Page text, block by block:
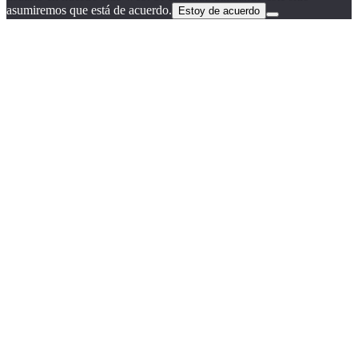
asumiremos que está de acuerdo.
Estoy de acuerdo